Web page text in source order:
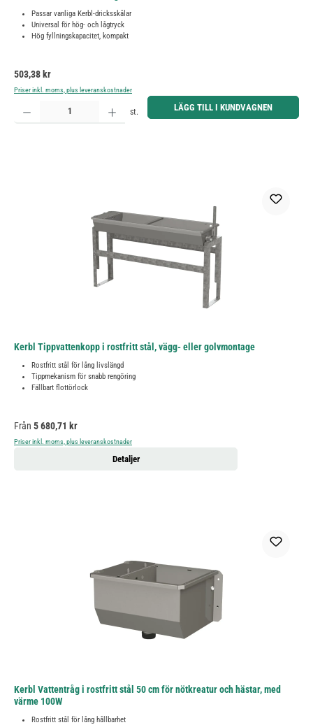
Passar vanliga Kerbl-dricksskålar
Universal för hög- och lågtryck
Hög fyllningskapacitet, kompakt
Ordinarie pris:
503,38 kr
Priser inkl. moms, plus leveranskostnader
Produktkvantitet: Ange önskat belopp eller använd knapparna för att öka eller minska kvantiteten.
st. LÄGG TILL I KUNDVAGNEN
Kerbl Tippvattenkopp i rostfritt stål, vägg- eller golvmontage
Rostfritt stål för lång livslängd
Tippmekanism för snabb rengöring
Fällbart flottörlock
Ordinarie pris:
Från 5 680,71 kr
Priser inkl. moms, plus leveranskostnader
Detaljer
Kerbl Vattentråg i rostfritt stål 50 cm för nötkreatur och hästar, med
värme 100W
Rostfritt stål för lång hållbarhet